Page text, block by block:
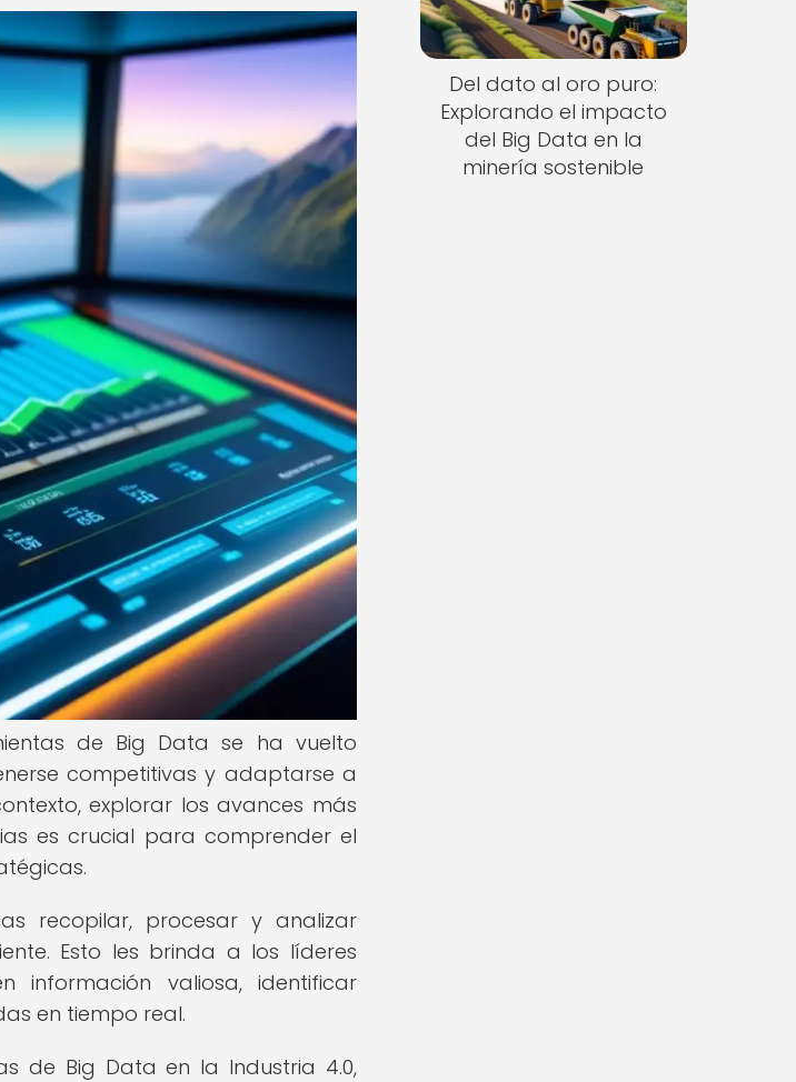
de Big Data se ha vuelto
competitivas y adaptarse a
explorar los avances más
es crucial para comprender el
recopilar, procesar y analizar
Esto les brinda a los líderes
valiosa, identificar
en tiempo real.
de Big Data en la Industria 4.0,
Del dato al oro puro:
Explorando el impacto
del Big Data en la
minería sostenible